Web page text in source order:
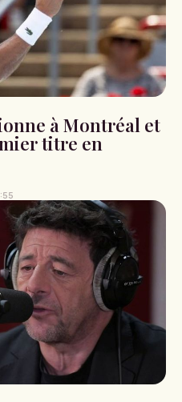
à Montréal et
titre en